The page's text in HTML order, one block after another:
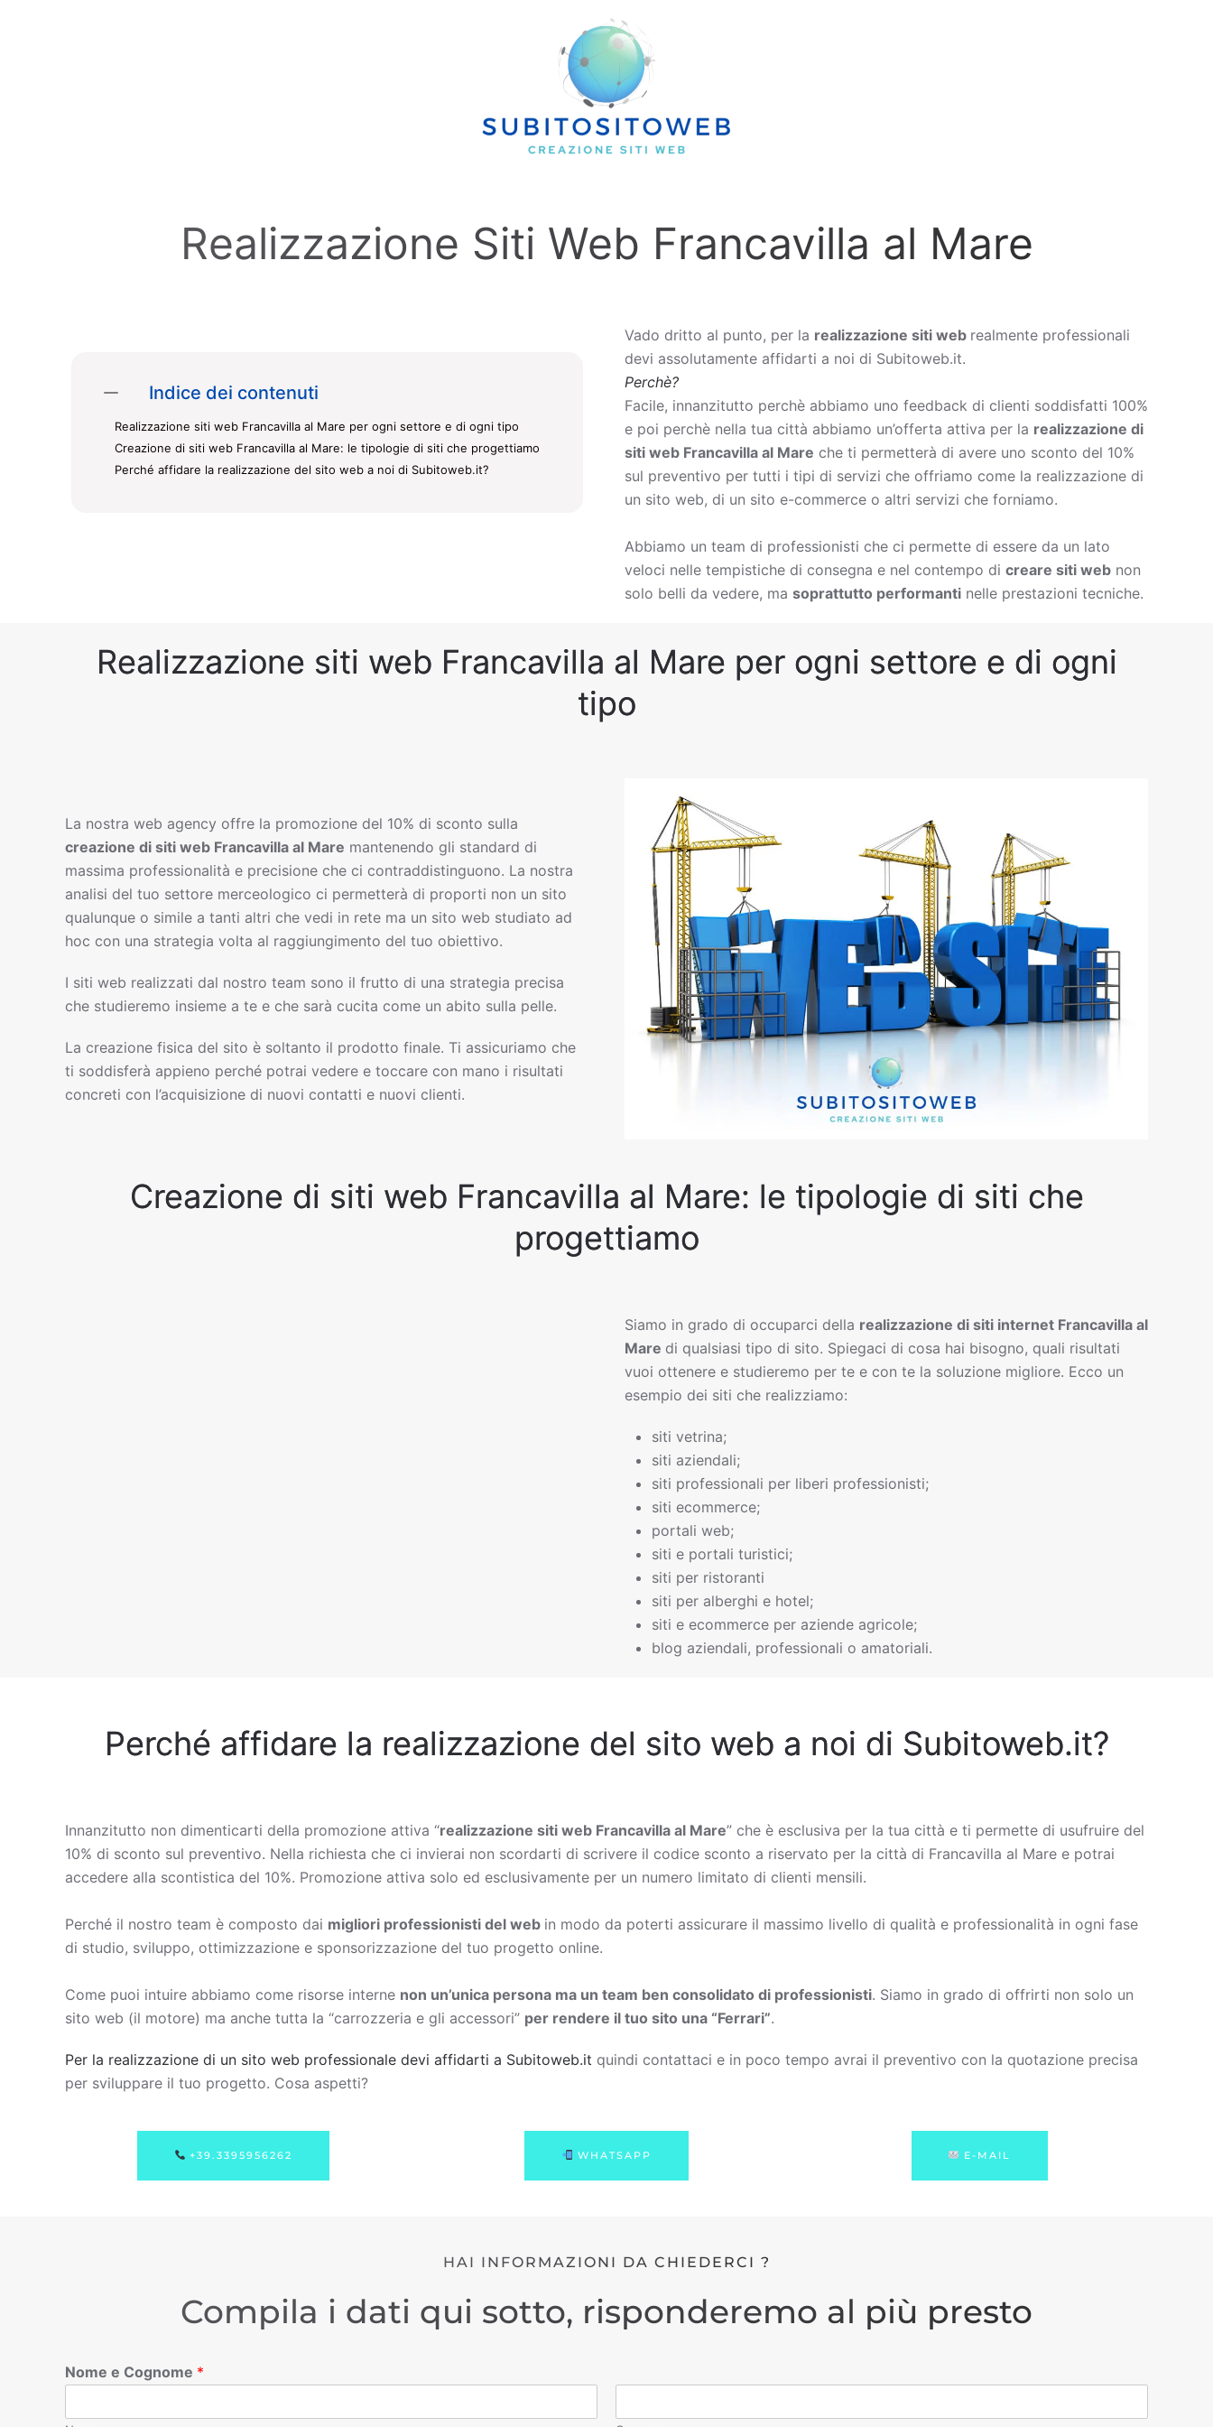
Realizzazione Siti Web Francavilla al Mare
Indice dei contenuti
Realizzazione siti web Francavilla al Mare per ogni settore e di ogni tipo
Creazione di siti web Francavilla al Mare: le tipologie di siti che progettiamo
Perché affidare la realizzazione del sito web a noi di Subitoweb.it?
Vado dritto al punto, per la realizzazione siti web realmente professionali
devi assolutamente affidarti a noi di Subitoweb.it.
Perchè?
Facile, innanzitutto perchè abbiamo uno feedback di clienti soddisfatti 100%
e poi perchè nella tua città abbiamo un’offerta attiva per la realizzazione di
siti web Francavilla al Mare che ti permetterà di avere uno sconto del 10%
sul preventivo per tutti i tipi di servizi che offriamo come la realizzazione di
un sito web, di un sito e-commerce o altri servizi che forniamo.
Abbiamo un team di professionisti che ci permette di essere da un lato
veloci nelle tempistiche di consegna e nel contempo di creare siti web non
solo belli da vedere, ma soprattutto performanti nelle prestazioni tecniche.
Realizzazione siti web Francavilla al Mare per ogni settore e di ogni
tipo
La nostra web agency offre la promozione del 10% di sconto sulla
creazione di siti web Francavilla al Mare mantenendo gli standard di
massima professionalità e precisione che ci contraddistinguono. La nostra
analisi del tuo settore merceologico ci permetterà di proporti non un sito
qualunque o simile a tanti altri che vedi in rete ma un sito web studiato ad
hoc con una strategia volta al raggiungimento del tuo obiettivo.
I siti web realizzati dal nostro team sono il frutto di una strategia precisa
che studieremo insieme a te e che sarà cucita come un abito sulla pelle.
La creazione fisica del sito è soltanto il prodotto finale. Ti assicuriamo che
ti soddisferà appieno perché potrai vedere e toccare con mano i risultati
concreti con l’acquisizione di nuovi contatti e nuovi clienti.
Creazione di siti web Francavilla al Mare: le tipologie di siti che
progettiamo
Siamo in grado di occuparci della realizzazione di siti internet Francavilla al
Mare di qualsiasi tipo di sito. Spiegaci di cosa hai bisogno, quali risultati
vuoi ottenere e studieremo per te e con te la soluzione migliore. Ecco un
esempio dei siti che realizziamo:
siti vetrina;
siti aziendali;
siti professionali per liberi professionisti;
siti ecommerce;
portali web;
siti e portali turistici;
siti per ristoranti
siti per alberghi e hotel;
siti e ecommerce per aziende agricole;
blog aziendali, professionali o amatoriali.
Perché affidare la realizzazione del sito web a noi di Subitoweb.it?
Innanzitutto non dimenticarti della promozione attiva “realizzazione siti web Francavilla al Mare” che è esclusiva per la tua città e ti permette di usufruire del
10% di sconto sul preventivo. Nella richiesta che ci invierai non scordarti di scrivere il codice sconto a riservato per la città di Francavilla al Mare e potrai
accedere alla scontistica del 10%. Promozione attiva solo ed esclusivamente per un numero limitato di clienti mensili.
Perché il nostro team è composto dai migliori professionisti del web in modo da poterti assicurare il massimo livello di qualità e professionalità in ogni fase
di studio, sviluppo, ottimizzazione e sponsorizzazione del tuo progetto online.
Come puoi intuire abbiamo come risorse interne non un’unica persona ma un team ben consolidato di professionisti. Siamo in grado di offrirti non solo un
sito web (il motore) ma anche tutta la “carrozzeria e gli accessori” per rendere il tuo sito una “Ferrari”.
Per la realizzazione di un sito web professionale devi affidarti a Subitoweb.it quindi contattaci e in poco tempo avrai il preventivo con la quotazione precisa
per sviluppare il tuo progetto. Cosa aspetti?
+39.3395956262 WHATSAPP E-MAIL
HAI INFORMAZIONI DA CHIEDERCI ?
Compila i dati qui sotto, risponderemo al più presto
Nome e Cognome *